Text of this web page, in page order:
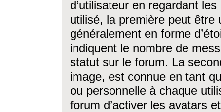
d’utilisateur en regardant
utilisé, la première peut être
généralement en forme
indiquent le nombre de
statut sur le forum. La
image, est connue en tant
ou personnelle à chaque
forum d’activer les avatars